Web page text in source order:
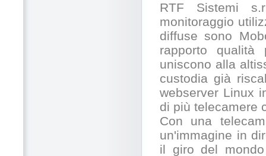
RTF Sistemi
monitoraggio
diffuse sono
rapporto qualità
uniscono alla
custodia già
webserver Linux
di più telecamere
Con una
un'immagine in
il giro del